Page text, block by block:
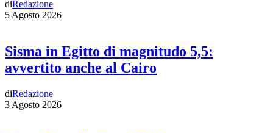
diRedazione
5 Agosto 2026
Sisma in Egitto di magnitudo 5,5:
avvertito anche al Cairo
diRedazione
3 Agosto 2026